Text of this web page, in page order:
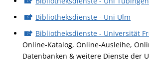
Bibliotheksdienste - Uni Ulm
Bibliotheksdienste - Universität
Online-Katalog, Online-Ausleihe,
Datenbanken & weitere Dienste der